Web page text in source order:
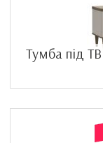
Тумба під